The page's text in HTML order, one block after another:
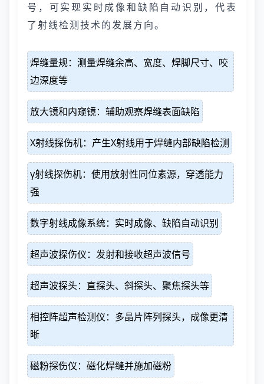
号，可实现实时成像和缺陷自动识别，代表
了射线检测技术的发展方向。
焊缝量规：测量焊缝余高、宽度、焊脚尺寸、咬
边深度等
放大镜和内窥镜：辅助观察焊缝表面缺陷
X射线探伤机：产生X射线用于焊缝内部缺陷检测
γ射线探伤机：使用放射性同位素源，穿透能力
强
数字射线成像系统：实时成像、缺陷自动识别
超声波探伤仪：发射和接收超声波信号
超声波探头：直探头、斜探头、聚焦探头等
相控阵超声检测仪：多晶片阵列探头，成像更清
晰
磁粉探伤仪：磁化焊缝并施加磁粉